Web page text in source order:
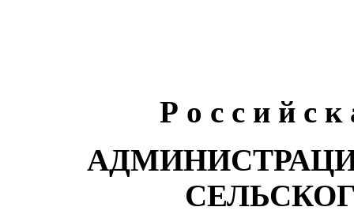
Р о с с и й с